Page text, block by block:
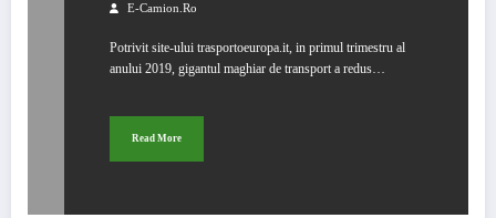
E-Camion.ro
Potrivit site-ului trasportoeuropa.it, in primul trimestru al
anului 2019, gigantul maghiar de transport a redus…
Read More